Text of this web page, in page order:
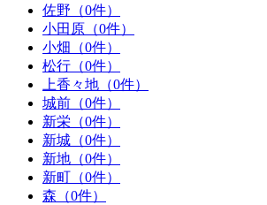
佐野（0件）
小田原（0件）
小畑（0件）
松行（0件）
上香々地（0件）
城前（0件）
新栄（0件）
新城（0件）
新地（0件）
新町（0件）
森（0件）